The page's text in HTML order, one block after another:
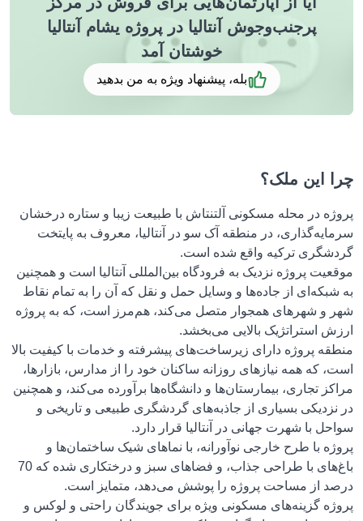
پرجنب‌وجوش آنتالیا در پروژه یشام آنتالیا
خوشتان آمد
بله، پیشنهاد ویژه به من بدهید
چرا این ملک؟
پروژه در محله مسکونی آلتنتاش با طبیعت زیبا و ستاره درخشان
سرمایه‌گذاری، در منطقه آک سو در آنتالیا، معروف به پایتخت
گردشگری ترکیه واقع شده است.
موقعیت پروژه نزدیک به فرودگاه بین‌المللی آنتالیا است و همچنین
به شبکه‌ای از جاده‌ها و وسایل حمل و نقل که آن را به تمام نقاط
شهر و شهرهای همجوار متصل می‌کند، هم‌مرز است، که به پروژه
ارزش استراتژیک بالایی می‌بخشد.
منطقه پروژه دارای زیرساخت‌های پیشرفته و خدمات با کیفیت بالا
است، که همه نیازهای روزانه ساکنان خود را از مدارس، بازارها،
مراکز تجاری، بیمارستان‌ها و دانشگاه‌ها برآورده می‌کند، و همچنین
در نزدیکی بسیاری از جاذبه‌های گردشگری طبیعی و تاریخی و
سواحل با شهرت جهانی در آنتالیا قرار دارد.
پروژه با طرح خارجی نوآورانه، با نماهای شیک ساختمان‌ها و
باغ‌های با طراحی جذاب، و فضاهای سبز و درختکاری شده که 70
درصد از مساحت پروژه را پوشش می‌دهد، متمایز است.
پروژه گزینه‌های مسکونی ویژه برای جویندگان راحتی و لوکس و